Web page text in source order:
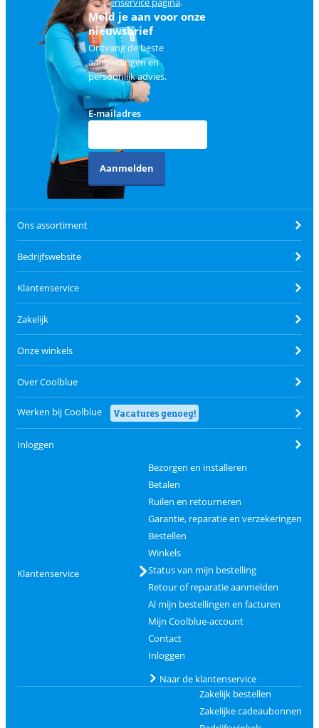
Meld je aan voor onze
nieuwsbrief
Ontvang de beste
aanbiedingen en
persoonlijk advies.
E-mailadres
Aanmelden
Ons assortiment
Bedrijfswebsite
Klantenservice
Zakelijk
Onze winkels
Over Coolblue
Werken bij Coolblue Vacatures genoeg!
Inloggen
Klantenservice
Bezorgen en installeren
Betalen
Ruilen en retourneren
Garantie, reparatie en verzekeringen
Bestellen
Winkels
Status van mijn bestelling
Retour of reparatie aanmelden
Al mijn bestellingen en facturen
Mijn Coolblue-account
Contact
Inloggen
Naar de klantenservice
Zakelijk bestellen
Zakelijke cadeaubonnen